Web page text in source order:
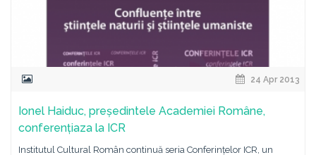
24 Apr 2013
Ionel Haiduc, președintele Academiei Române,
conferențiaza la ICR
Institutul Cultural Român continuă seria Conferințelor ICR, un